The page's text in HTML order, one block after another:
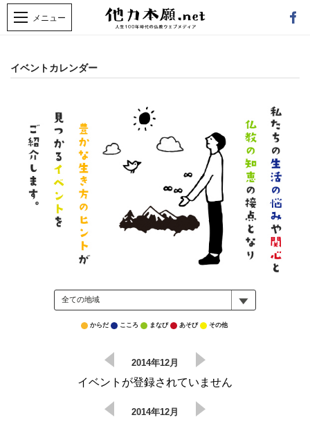
イベントカレンダー
からだ こころ まなび あそび その他
2014年12月
イベントが登録されていません
2014年12月